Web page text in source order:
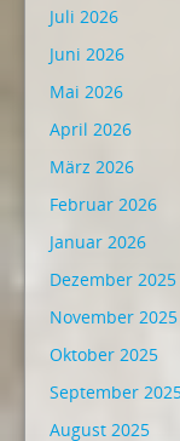
Juli 2026
Juni 2026
Mai 2026
April 2026
März 2026
Februar 2026
Januar 2026
Dezember 2025
November 2025
Oktober 2025
September
August 2025